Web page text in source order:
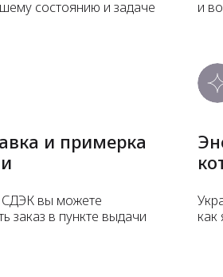
состоянию и задаче
и
и примерка
СДЭК вы можете
заказ в пункте выдачи
как